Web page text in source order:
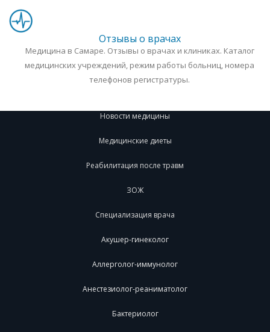
Отзывы о врачах
Медицина в Самаре. Отзывы о врачах и клиниках. Каталог
медицинских учреждений, режим работы больниц, номера
телефонов регистратуры.
Новости медицины
Медицинские диеты
Реабилитация после травм
ЗОЖ
Специализация врача
Акушер-гинеколог
Аллерголог-иммунолог
Анестезиолог-реаниматолог
Бактериолог